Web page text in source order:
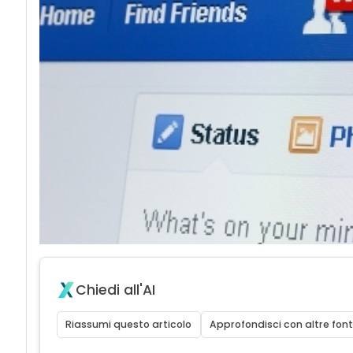
Chiedi all'AI
Riassumi questo articolo Approfondisci con altre